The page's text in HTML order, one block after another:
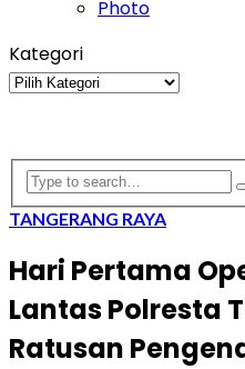
Photo
Kategori
Kategori
TANGERANG RAYA
Hari Pertama
Lantas Polresta
Ratusan